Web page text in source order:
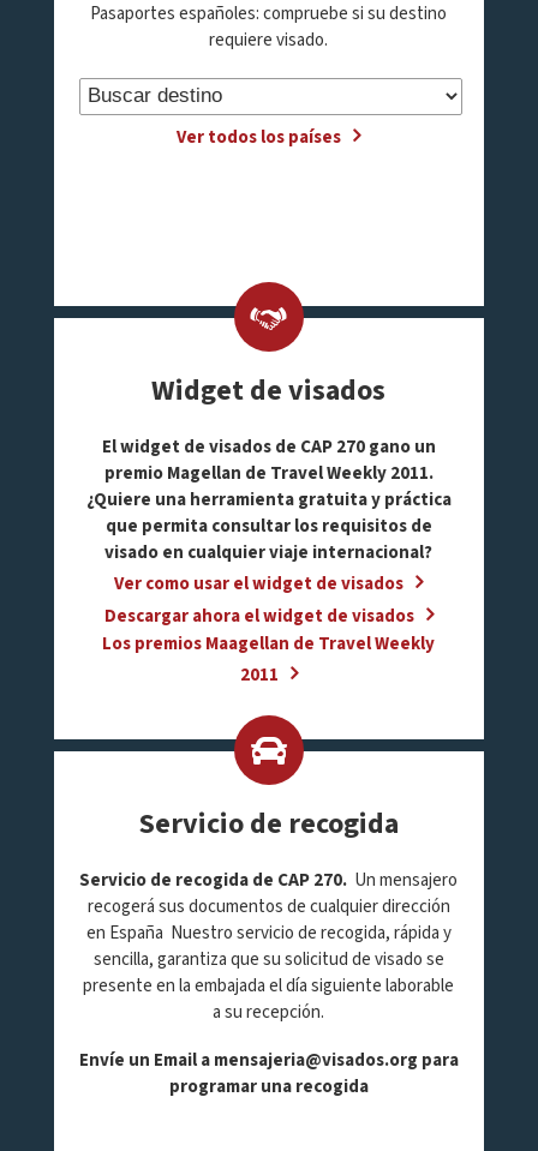
Pasaportes españoles: compruebe si su destino
requiere visado.
Ver todos los países
Widget de visados
El widget de visados de CAP 270 gano un
premio Magellan de Travel Weekly 2011.
¿Quiere una herramienta gratuita y práctica
que permita consultar los requisitos de
visado en cualquier viaje internacional?
Ver como usar el widget de visados
Descargar ahora el widget de visados
Los premios Maagellan de Travel Weekly
2011
Servicio de recogida
Servicio de recogida de CAP 270. Un mensajero
recogerá sus documentos de cualquier dirección
en España Nuestro servicio de recogida, rápida y
sencilla, garantiza que su solicitud de visado se
presente en la embajada el día siguiente laborable
a su recepción.
Envíe un Email amensajeria@visados.org para
programar una recogida